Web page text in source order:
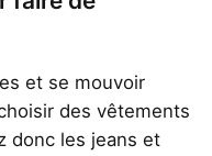
et se mouvoir
des vêtements
donc les jeans et